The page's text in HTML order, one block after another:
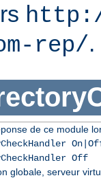
rep/.
de ce module
Off
globale, serveur